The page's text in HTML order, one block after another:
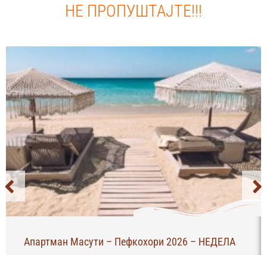
НЕ ПРОПУШТАЈТЕ!!!
Апартман Масути – Пефкохори 2026 – НЕДЕЛА